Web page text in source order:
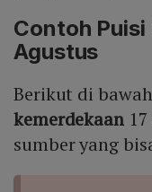
Contoh Puisi
Agustus
Berikut di
kemerdekaan
sumber yang